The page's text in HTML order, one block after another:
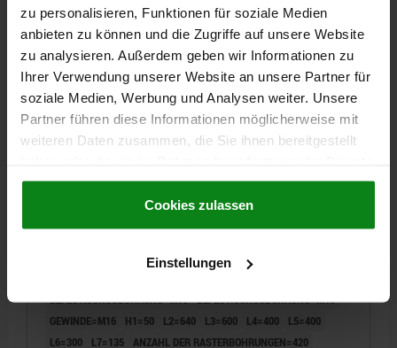
zu personalisieren, Funktionen für soziale Medien
anbieten zu können und die Zugriffe auf unsere Website
zu analysieren. Außerdem geben wir Informationen zu
Ihrer Verwendung unserer Website an unsere Partner für
soziale Medien, Werbung und Analysen weiter. Unsere
Partner führen diese Informationen möglicherweise mit
weiteren Daten zusammen, die Sie ihnen bereitgestellt
gesammelt haben.Cookie Richtlinien
Datenschutz|AGB
Cookies zulassen
Einstellungen
01855
RASTERBOHRUNGEN, FORM:B, L=800, L1=500,
HÖHE=800 L1=500 PASSBOHRUNG=12
BEFESTIGUNGSBOHRUNG=M16 BEFESTIGUNGSBOHRUNG=M16
GEWINDE=M16
H1=50 L2=640 L3=600 L4=400
L5=400
L6=300
L7=135 ANZAHL DER RASTERBOHRUNGEN=420